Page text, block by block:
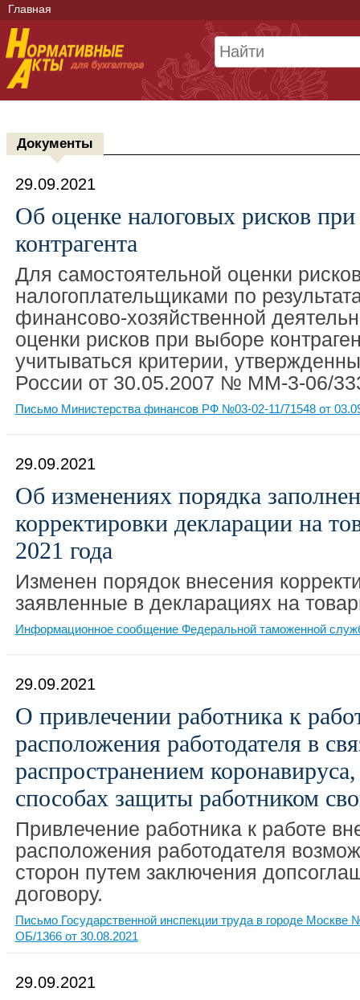
Главная
Документы
29.09.2021
Об оценке налоговых рисков
контрагента
Для самостоятельной оценки
налогоплательщиками по
финансово-хозяйственной
оценки рисков при выборе
учитываться критерии,
России от 30.05.2007 № ММ-3-06/
Письмо Министерства финансов РФ №03-02-11/71548 от
29.09.2021
Об изменениях порядка
корректировки декларации на
2021 года
Изменен порядок внесения
заявленные в декларациях на
Информационное сообщение Федеральной таможенной
29.09.2021
О привлечении работника к
расположения работодателя в
распространением
способах защиты работником
Привлечение работника к работе
расположения работодателя
сторон путем заключения
договору.
Письмо Государственной инспекции труда в городе
ОБ/1366 от 30.08.2021
29.09.2021